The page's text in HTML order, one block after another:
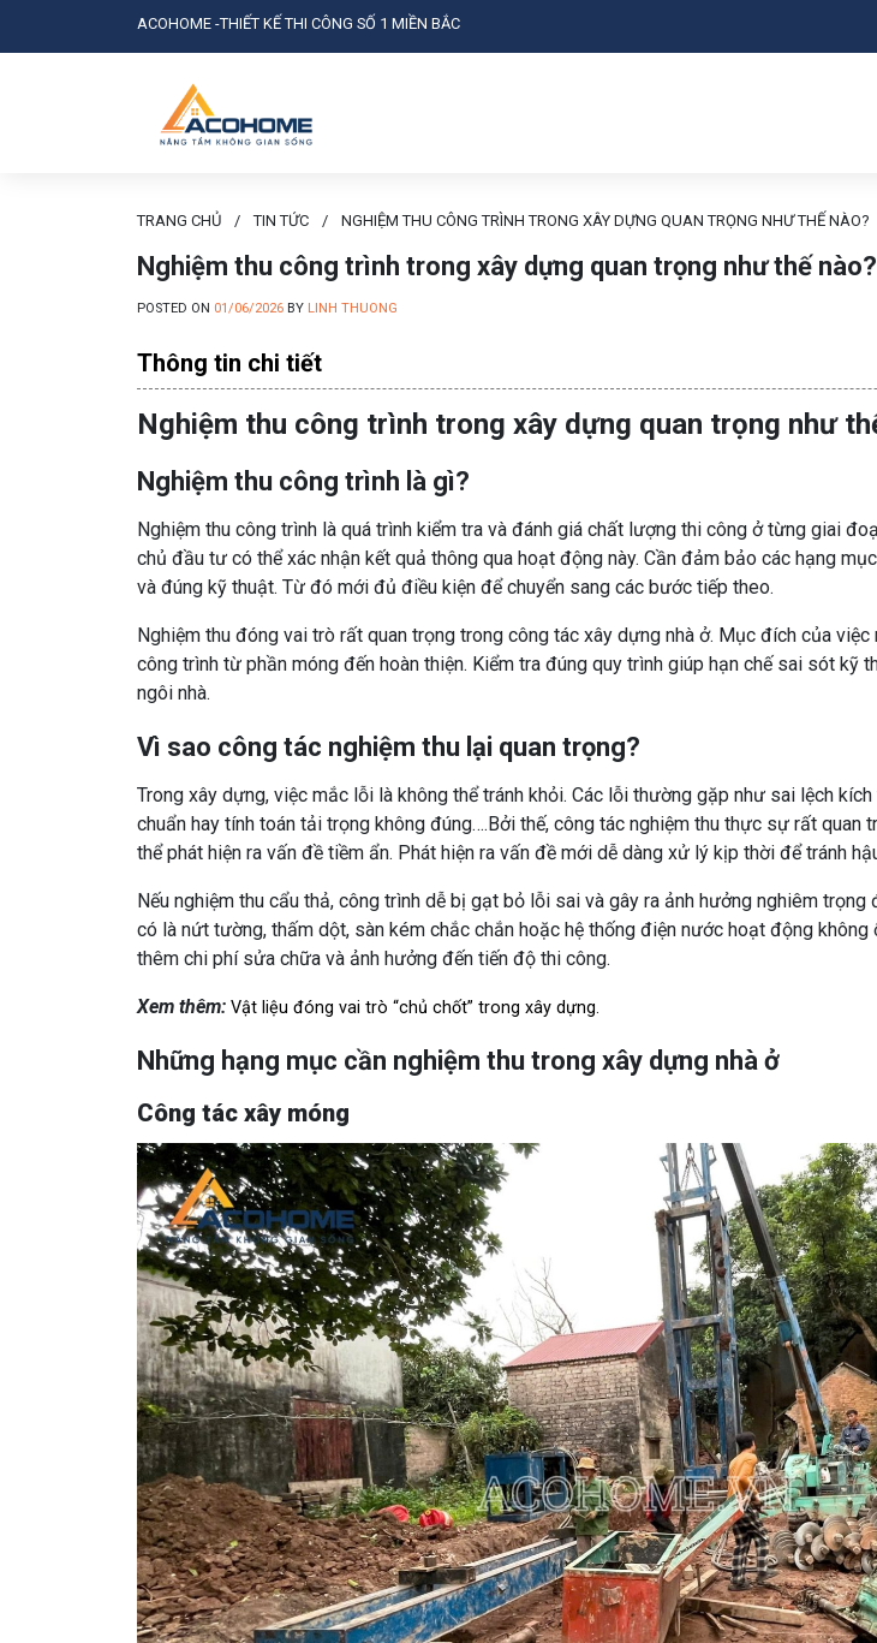
ACOHOME -THIẾT KẾ THI CÔNG SỐ 1 MIỀN BẮC
TRANG CHỦ / TIN TỨC / NGHIỆM THU CÔNG TRÌNH TRONG XÂY DỰNG QUAN TRỌNG NHƯ THẾ NÀO?
Nghiệm thu công trình trong xây dựng quan trọng như thế nào?
POSTED ON 01/06/2026 BY LINH THUONG
Thông tin chi tiết
Nghiệm thu công trình trong xây dựng quan trọng như
Nghiệm thu công trình là gì?
Nghiệm thu công trình là quá trình kiểm tra và đánh giá chất lượng thi công ở từng giai
chủ đầu tư có thể xác nhận kết quả thông qua hoạt động này. Cần đảm bảo các hạng
và đúng kỹ thuật. Từ đó mới đủ điều kiện để chuyển sang các bước tiếp theo.
Nghiệm thu đóng vai trò rất quan trọng trong công tác xây dựng nhà ở. Mục đích của
công trình từ phần móng đến hoàn thiện. Kiểm tra đúng quy trình giúp hạn chế sai sót kỹ
ngôi nhà.
Vì sao công tác nghiệm thu lại quan trọng?
Trong xây dựng, việc mắc lỗi là không thể tránh khỏi. Các lỗi thường gặp như sai lệch
chuẩn hay tính toán tải trọng không đúng….Bởi thế, công tác nghiệm thu thực sự rất quan
thể phát hiện ra vấn đề tiềm ẩn. Phát hiện ra vấn đề mới dễ dàng xử lý kịp thời để tránh
Nếu nghiệm thu cẩu thả, công trình dễ bị gạt bỏ lỗi sai và gây ra ảnh hưởng nghiêm trọng
có là nứt tường, thấm dột, sàn kém chắc chắn hoặc hệ thống điện nước hoạt động không
thêm chi phí sửa chữa và ảnh hưởng đến tiến độ thi công.
Xem thêm: Vật liệu đóng vai trò “chủ chốt” trong xây dựng.
Những hạng mục cần nghiệm thu trong xây dựng nhà ở
Công tác xây móng